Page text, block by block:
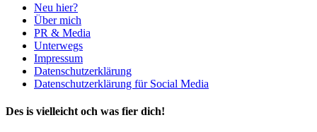
Neu hier?
Über mich
PR & Media
Unterwegs
Impressum
Datenschutzerklärung
Datenschutzerklärung für Social Media
Des is vielleicht och was fier dich!